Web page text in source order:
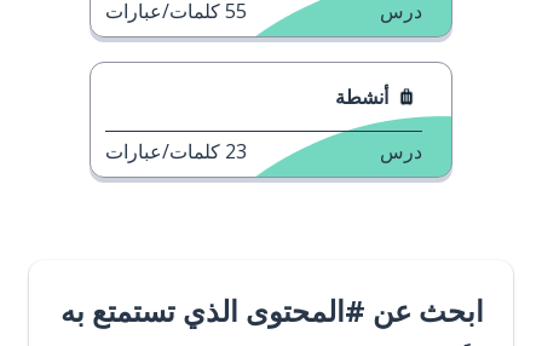
درس 55كلمات/عبارات
أنشطة
درس 23 كلمات/عبارات
ابحث عن #المحتوى الذي تستمتع به